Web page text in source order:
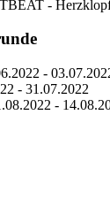
-
-
- 31.07.2022
-